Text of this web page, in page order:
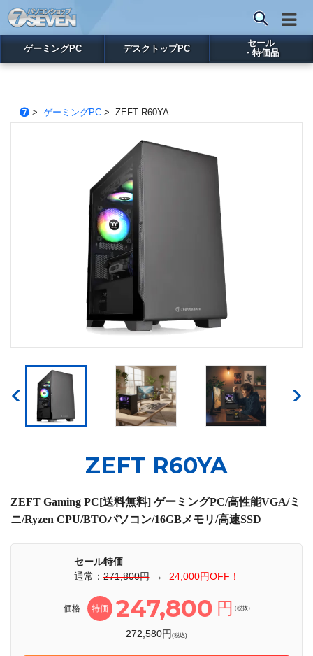
ゲーミングPC デスクトップPC
セール
・特価品
> ゲーミングPC> ZEFT R60YA
ZEFT R60YA
ZEFT Gaming PC[送料無料] ゲーミングPC/高性能VGA/ミ
ニ/Ryzen CPU/BTOパソコン/16GBメモリ/高速SSD
セール特価
通常：271,800円 → 24,000円OFF！
価格 特価 247,800 円 (税抜)
272,580円(税込)